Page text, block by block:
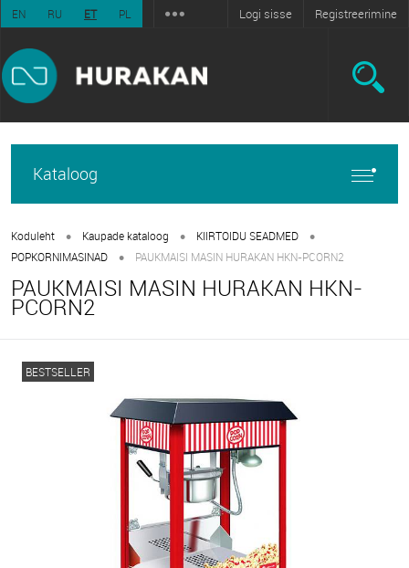
EN RU ET PL Logi sisse Registreerimine
Kataloog
Koduleht • Kaupade kataloog • KIIRTOIDU SEADMED •
POPKORNIMASINAD • PAUKMAISI MASIN HURAKAN HKN-PCORN2
PAUKMAISI MASIN HURAKAN HKN-
PCORN2
BESTSELLER